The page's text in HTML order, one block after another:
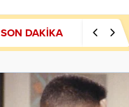
SON DAKİKA